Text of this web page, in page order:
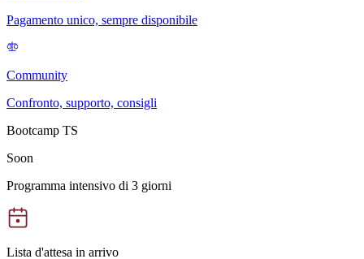
Pagamento unico, sempre disponibile
Community
Confronto, supporto, consigli
Bootcamp TS
Soon
Programma intensivo di 3 giorni
Lista d'attesa in arrivo